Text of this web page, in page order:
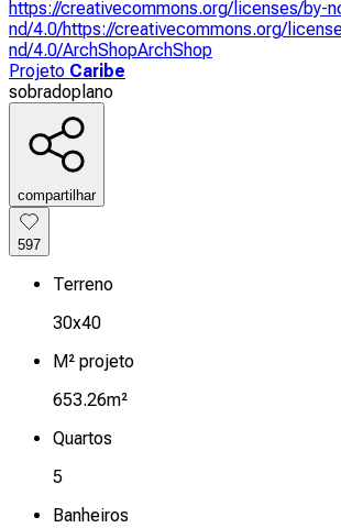
https://creativecommons.org/licenses/by-
nd/4.0/https://creativecommons.org/
nd/4.0/ArchShopArchShop
Projeto Caribe
sobradoplano
compartilhar
597
Terreno
30x40
M² projeto
653.26m²
Quartos
5
Banheiros